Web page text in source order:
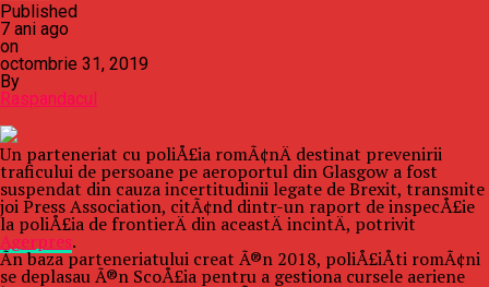
Published
7 ani ago
on
octombrie 31, 2019
By
Raspandacul
Un parteneriat cu poliÅ£ia romÃ¢nÄ destinat prevenirii
traficului de persoane pe aeroportul din Glasgow a fost
suspendat din cauza incertitudinii legate de Brexit, transmite
joi Press Association, citÃ¢nd dintr-un raport de inspecÅ£ie
la poliÅ£ia de frontierÄ din aceastÄ incintÄ, potrivit
Agerpres.
Ãn baza parteneriatului creat Ã®n 2018, poliÅ£iÅti romÃ¢ni
se deplasau Ã®n ScoÅ£ia pentru a gestiona cursele aeriene